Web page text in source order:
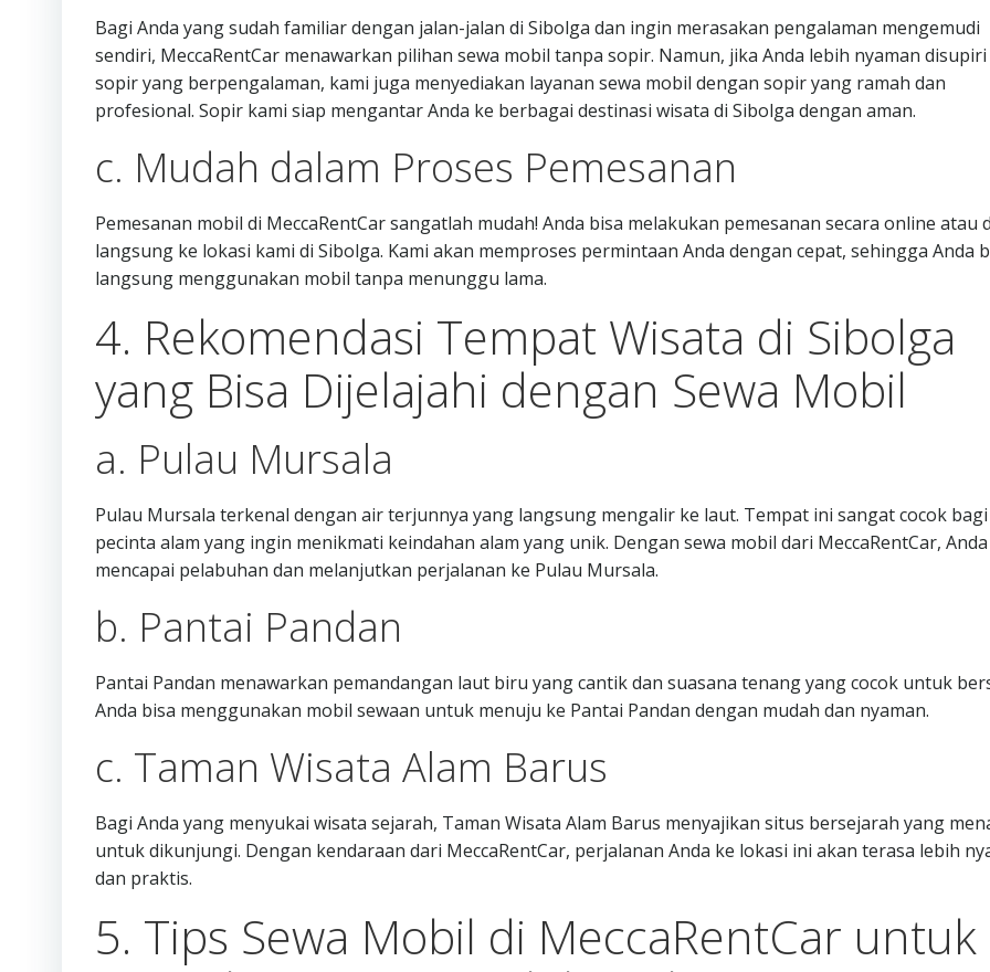
Bagi Anda yang sudah familiar dengan jalan-jalan di Sibolga dan ingin merasakan pengalaman mengemudi
sendiri, MeccaRentCar menawarkan pilihan sewa mobil tanpa sopir. Namun, jika Anda lebih nyaman
sopir yang berpengalaman, kami juga menyediakan layanan sewa mobil dengan sopir yang ramah dan
profesional. Sopir kami siap mengantar Anda ke berbagai destinasi wisata di Sibolga dengan aman.
c. Mudah dalam Proses Pemesanan
Pemesanan mobil di MeccaRentCar sangatlah mudah! Anda bisa melakukan pemesanan secara online atau
langsung ke lokasi kami di Sibolga. Kami akan memproses permintaan Anda dengan cepat, sehingga Anda
langsung menggunakan mobil tanpa menunggu lama.
4. Rekomendasi Tempat Wisata di Sibolga
yang Bisa Dijelajahi dengan Sewa Mobil
a. Pulau Mursala
Pulau Mursala terkenal dengan air terjunnya yang langsung mengalir ke laut. Tempat ini sangat cocok bagi
pecinta alam yang ingin menikmati keindahan alam yang unik. Dengan sewa mobil dari MeccaRentCar,
mencapai pelabuhan dan melanjutkan perjalanan ke Pulau Mursala.
b. Pantai Pandan
Pantai Pandan menawarkan pemandangan laut biru yang cantik dan suasana tenang yang cocok untuk
Anda bisa menggunakan mobil sewaan untuk menuju ke Pantai Pandan dengan mudah dan nyaman.
c. Taman Wisata Alam Barus
Bagi Anda yang menyukai wisata sejarah, Taman Wisata Alam Barus menyajikan situs bersejarah yang
untuk dikunjungi. Dengan kendaraan dari MeccaRentCar, perjalanan Anda ke lokasi ini akan terasa lebih
dan praktis.
5. Tips Sewa Mobil di MeccaRentCar untuk